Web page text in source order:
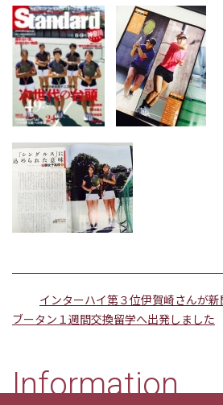
インターハイ第３位伊賀崎さんが
ブータン１週間交換留学へ出発しました
Information